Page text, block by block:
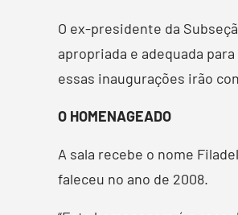
O ex-presidente da
apropriada e adequada
essas inaugurações irão
O HOMENAGEADO
A sala recebe o nome
faleceu no ano de 2008.